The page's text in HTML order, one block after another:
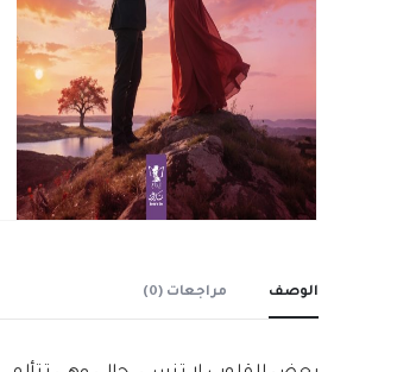
الوصف مراجعات (0)